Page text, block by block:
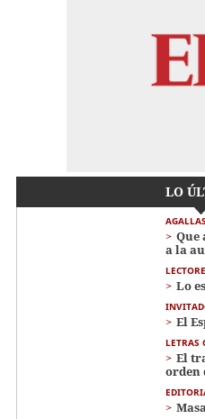
LO
AGALLAS
Que
a la
Lo
El
LETRAS
El
orden